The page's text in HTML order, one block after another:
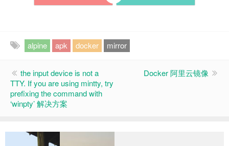
alpine apk docker mirror
the input device is not a
TTY. If you are using mintty, try
prefixing the command with
‘winpty’ 解决方案
Docker 阿里云镜像